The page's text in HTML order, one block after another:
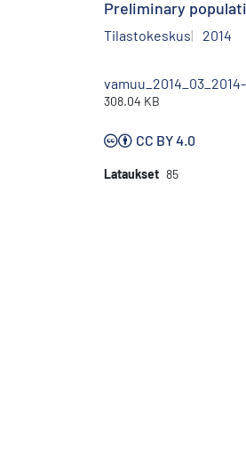
Preliminary
Tilastokeskus 2014
308.04 KB
CC BY 4.0
Lataukset 85